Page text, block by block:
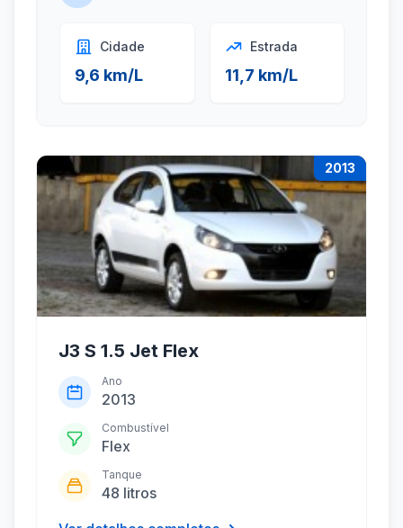
Cidade
9,6 km/L
Estrada
11,7 km/L
2013
J3 S 1.5 Jet Flex
Ano
2013
Combustível
Flex
Tanque
48 litros